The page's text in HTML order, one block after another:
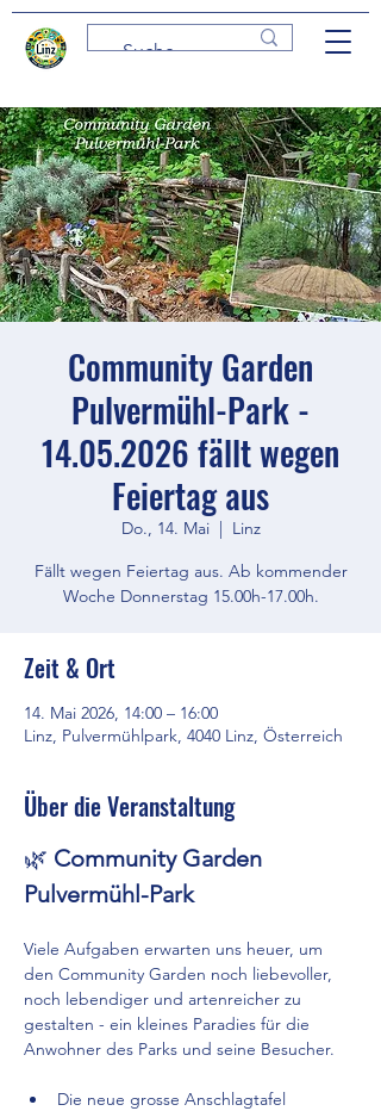
Community Garden
Pulvermühl-Park -
14.05.2026 fällt wegen
Feiertag aus
Do., 14. Mai
  |
Linz
Fällt wegen Feiertag aus. Ab kommender
Woche Donnerstag 15.00h-17.00h.
Zeit & Ort
14. Mai 2026, 14:00 – 16:00
Linz, Pulvermühlpark, 4040 Linz, Österreich
Über die Veranstaltung
🌿 Community Garden
Pulvermühl-Park
Viele Aufgaben erwarten uns heuer, um
den Community Garden noch liebevoller,
noch lebendiger und artenreicher zu
gestalten - ein kleines Paradies für die
Anwohner des Parks und seine Besucher.
Die neue grosse Anschlagtafel